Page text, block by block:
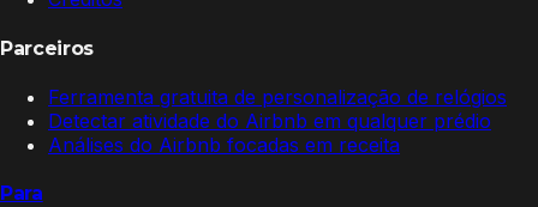
Parceiros
Ferramenta gratuita de personalização de relógios
Detectar atividade do Airbnb em qualquer prédio
Análises do Airbnb focadas em receita
Para